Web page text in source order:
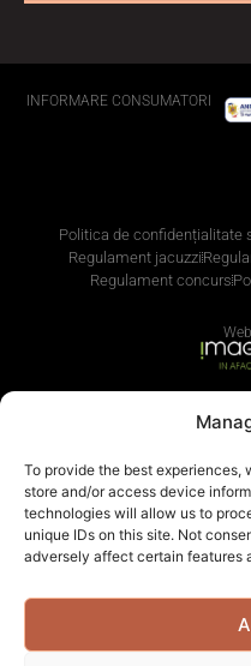
To provide the best
store and/or access device
technologies will allow us to
unique IDs on this site. Not
adversely affect certain features
Politica de confidențialitate
Regulament jacuzzi
Regulament concurs
Cum pot plăti?
Acceptăm și plata cu
INFORMARE CONSUMATORI